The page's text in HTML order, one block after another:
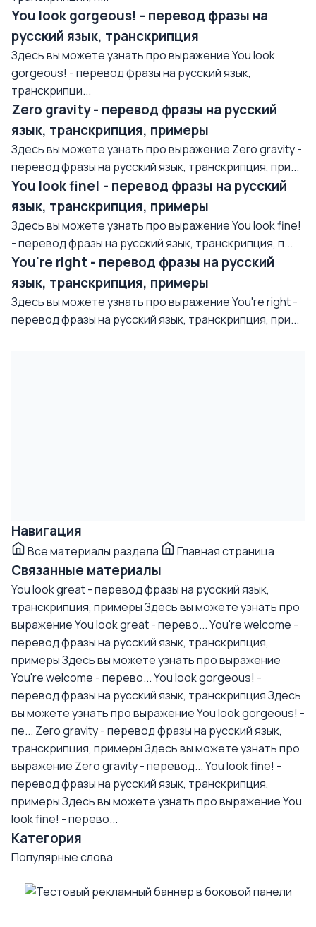
You look gorgeous! - перевод фразы на
русский язык, транскрипция
Здесь вы можете узнать про выражение You look
gorgeous! - перевод фразы на русский язык,
транскрипци...
Zero gravity - перевод фразы на русский
язык, транскрипция, примеры
Здесь вы можете узнать про выражение Zero gravity -
перевод фразы на русский язык, транскрипция, при...
You look fine! - перевод фразы на русский
язык, транскрипция, примеры
Здесь вы можете узнать про выражение You look fine!
- перевод фразы на русский язык, транскрипция, п...
You're right - перевод фразы на русский
язык, транскрипция, примеры
Здесь вы можете узнать про выражение You're right -
перевод фразы на русский язык, транскрипция, при...
Навигация
Все материалы раздела Главная страница
Связанные материалы
You look great - перевод фразы на русский язык,
транскрипция, примерыЗдесь вы можете узнать про
выражение You look great - перево...You're welcome -
перевод фразы на русский язык, транскрипция,
примерыЗдесь вы можете узнать про выражение
You're welcome - перево...You look gorgeous! -
перевод фразы на русский язык, транскрипцияЗдесь
вы можете узнать про выражение You look gorgeous! -
пе... Zero gravity - перевод фразы на русский язык,
транскрипция, примерыЗдесь вы можете узнать про
выражение Zero gravity - перевод...You look fine! -
перевод фразы на русский язык, транскрипция,
примерыЗдесь вы можете узнать про выражение You
look fine! - перево...
Категория
Популярные слова